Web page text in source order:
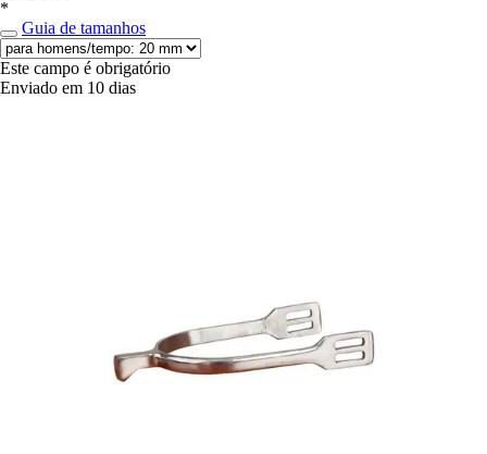
*
Guia de tamanhos
Este campo é obrigatório
Enviado em 10 dias